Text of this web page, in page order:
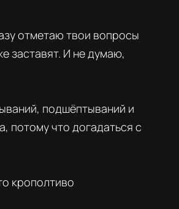
отметаю твои вопросы
заставят. И не думаю,
подшёптываний и
потому что догадаться с
крополтиво